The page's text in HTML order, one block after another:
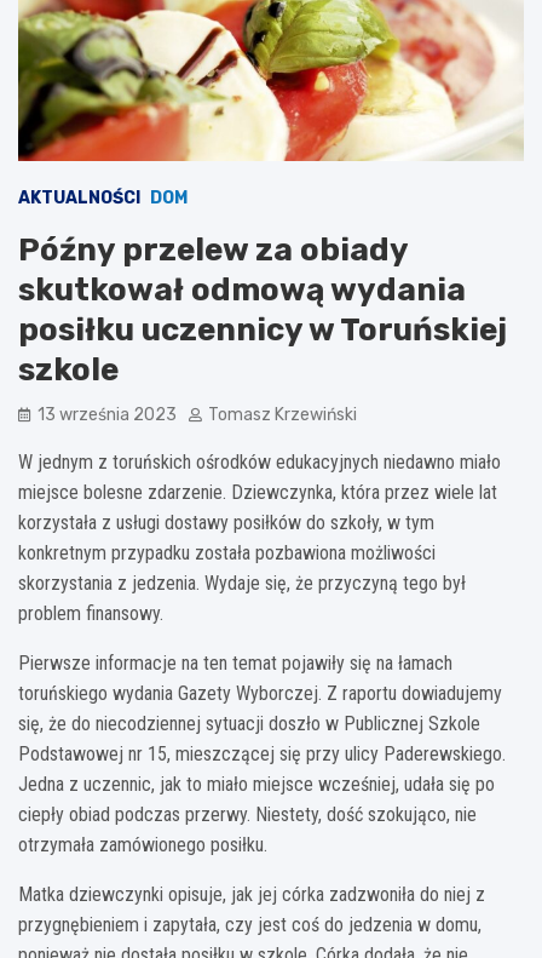
AKTUALNOŚCI DOM
Późny przelew za obiady
skutkował odmową wydania
posiłku uczennicy w Toruńskiej
szkole
13 września 2023 Tomasz Krzewiński
W jednym z toruńskich ośrodków edukacyjnych niedawno miało
miejsce bolesne zdarzenie. Dziewczynka, która przez wiele lat
korzystała z usługi dostawy posiłków do szkoły, w tym
konkretnym przypadku została pozbawiona możliwości
skorzystania z jedzenia. Wydaje się, że przyczyną tego był
problem finansowy.
Pierwsze informacje na ten temat pojawiły się na łamach
toruńskiego wydania Gazety Wyborczej. Z raportu dowiadujemy
się, że do niecodziennej sytuacji doszło w Publicznej Szkole
Podstawowej nr 15, mieszczącej się przy ulicy Paderewskiego.
Jedna z uczennic, jak to miało miejsce wcześniej, udała się po
ciepły obiad podczas przerwy. Niestety, dość szokująco, nie
otrzymała zamówionego posiłku.
Matka dziewczynki opisuje, jak jej córka zadzwoniła do niej z
przygnębieniem i zapytała, czy jest coś do jedzenia w domu,